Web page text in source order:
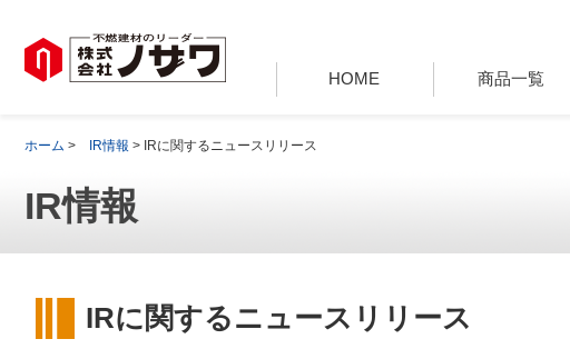
HOME 商品一覧
ホーム > IR情報 > IRに関するニュースリリース
IR情報
IRに関するニュースリリース